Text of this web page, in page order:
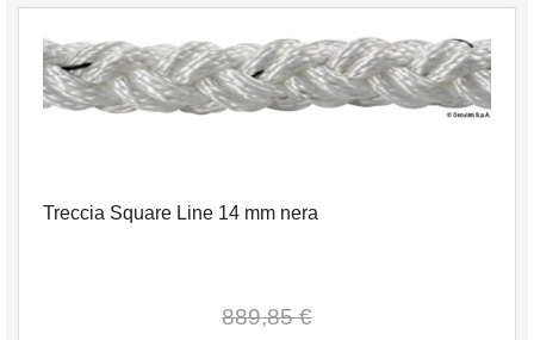
Treccia Square Line 14 mm nera
889,85 €